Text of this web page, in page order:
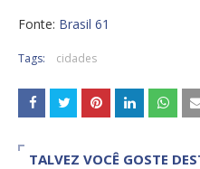
Fonte: Brasil 61
Tags: cidades
TALVEZ VOCÊ GOSTE